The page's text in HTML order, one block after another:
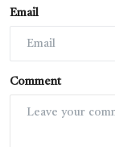
Email
Comment